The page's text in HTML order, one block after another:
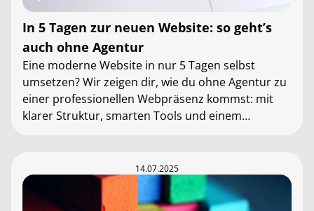
In 5 Tagen zur neuen Website: so geht’s
auch ohne Agentur
Eine moderne Website in nur 5 Tagen selbst
umsetzen? Wir zeigen dir, wie du ohne Agentur zu
einer professionellen Webpräsenz kommst: mit
klarer Struktur, smarten Tools und einem
14.07.2025